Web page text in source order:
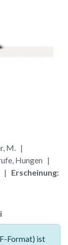
M. |
Hungen |
| Erscheinung:
Format) ist